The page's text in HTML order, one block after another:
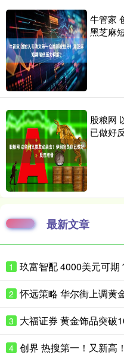
牛管家
黑芝麻
股粮网
已做好
最新文章
1 玖富智配 4000美元可期
2
3
4 创界 热搜第一！又新高